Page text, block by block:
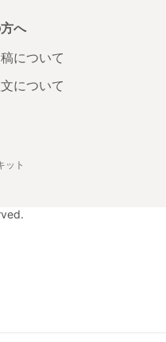
へ
について
について
ット